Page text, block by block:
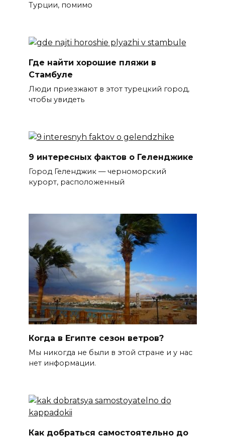
Турции, помимо
Где найти хорошие пляжи в
Стамбуле
Люди приезжают в этот турецкий город,
чтобы увидеть
9 интересных фактов о Геленджике
Город Геленджик — черноморский
курорт, расположенный
Когда в Египте сезон ветров?
Мы никогда не были в этой стране и у нас
нет информации.
Как добраться самостоятельно до